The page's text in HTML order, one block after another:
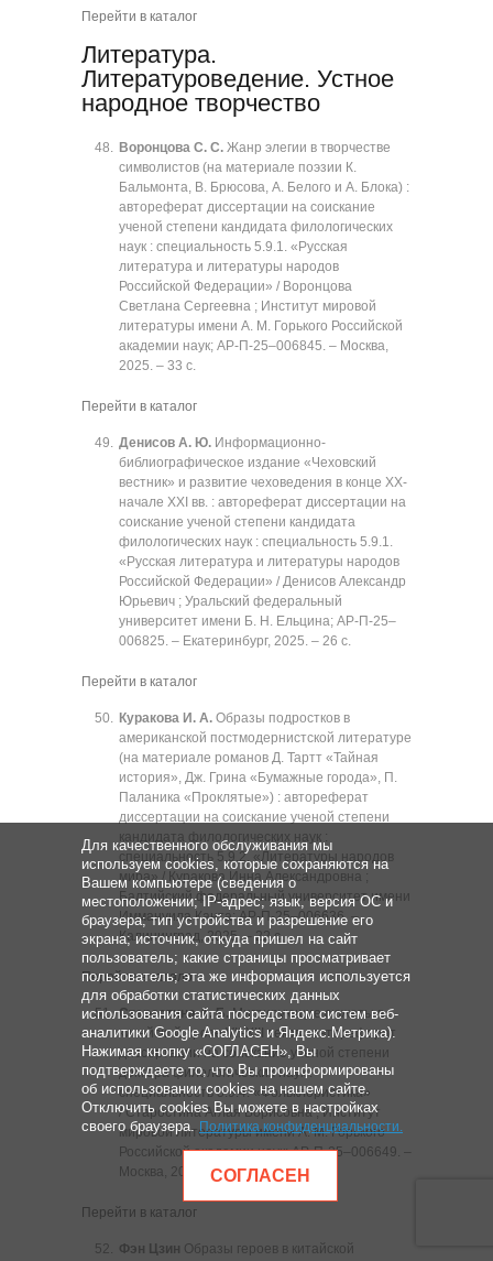
Перейти в каталог
Литература.
Литературоведение. Устное
народное творчество
Воронцова С. С. Жанр элегии в творчестве
символистов (на материале поэзии К.
Бальмонта, В. Брюсова, А. Белого и А. Блока) :
автореферат диссертации на соискание
ученой степени кандидата филологических
наук : специальность 5.9.1. «Русская
литература и литературы народов
Российской Федерации» / Воронцова
Светлана Сергеевна ; Институт мировой
литературы имени А. М. Горького Российской
академии наук; АР-П-25‒006845. ‒ Москва,
2025. ‒ 33 с.
Перейти в каталог
Денисов А. Ю. Информационно-
библиографическое издание «Чеховский
вестник» и развитие чеховедения в конце XX-
начале XXI вв. : автореферат диссертации на
соискание ученой степени кандидата
филологических наук : специальность 5.9.1.
«Русская литература и литературы народов
Российской Федерации» / Денисов Александр
Юрьевич ; Уральский федеральный
университет имени Б. Н. Ельцина; АР-П-25‒
006825. ‒ Екатеринбург, 2025. ‒ 26 с.
Перейти в каталог
Куракова И. А. Образы подростков в
американской постмодернистской литературе
(на материале романов Д. Тартт «Тайная
история», Дж. Грина «Бумажные города», П.
Паланика «Проклятые») : автореферат
диссертации на соискание ученой степени
кандидата филологических наук :
специальность 5.9.2. «Литературы народов
мира» / Куракова Инна Александровна ;
Балтийский федеральный университет имени
Иммануила Канта; АР-П-25‒006636. ‒
Калининград, 2025. ‒ 22 с.
Перейти в каталог
Старостина А. Б.Мигрирующие сюжеты в
китайской прозе VII-XIII веков : автореферат
диссертации на соискание ученой степени
доктора филологических наук :
специальность 5.9.4. «Фольклористика»
/ Старостина Аглая Борисовна ; Институт
мировой литературы имени А. М. Горького
Российской академии наук; АР-П-25‒006649. ‒
Москва, 2025. ‒ 43 с.
Перейти в каталог
Фэн Цзин Образы героев в китайской
Для качественного обслуживания мы
используем cookies, которые сохраняются на
Вашем компьютере (сведения о
местоположении; IP-адрес; язык, версия ОС и
браузера; тип устройства и разрешение его
экрана; источник, откуда пришел на сайт
пользователь; какие страницы просматривает
пользователь; эта же информация используется
для обработки статистических данных
использования сайта посредством систем веб-
аналитики Google Analytics и Яндекс.Метрика).
Нажимая кнопку «СОГЛАСЕН», Вы
подтверждаете то, что Вы проинформированы
об использовании cookies на нашем сайте.
Отключить cookies Вы можете в настройках
своего браузера. Политика конфиденциальности.
СОГЛАСЕН